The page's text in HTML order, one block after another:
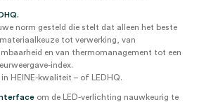
norm gesteld die stelt dat alleen het beste
tot verwerking, van
en van thermomanagement tot een
index.
HEINE-kwaliteit – of LEDHQ.
om de LED-verlichting nauwkeurig te